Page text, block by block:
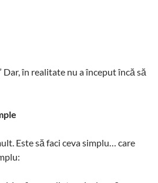
Dar, în realitate nu a început încă să
Este să faci ceva simplu… care